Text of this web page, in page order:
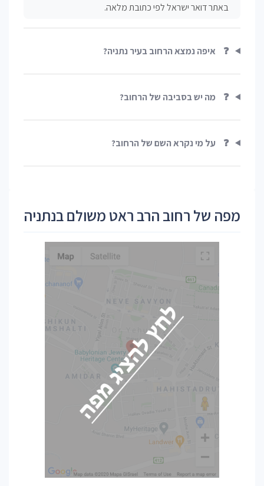
באתר דואר ישראל לפי כתובת מלאה.
❓ איפה נמצא הרחוב בעיר נתניה?
❓ מה יש בסביבה של הרחוב?
❓ על מי נקרא השם של הרחוב?
מפה של רחוב הרב ראט משולם בנתניה